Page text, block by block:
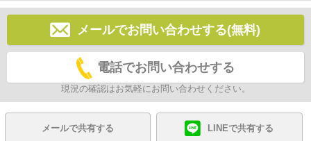
メールでお問い合わせする(無料)
電話でお問い合わせする
現況の確認はお気軽にお問い合わせください。
メールで共有する LINEで共有する